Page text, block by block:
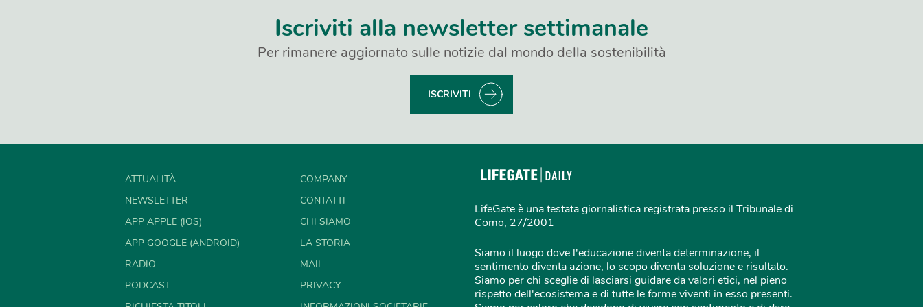
Iscriviti alla newsletter settimanale
Per rimanere aggiornato sulle notizie dal mondo della sostenibilità
ISCRIVITI
ATTUALITÀ
NEWSLETTER
APP APPLE (IOS)
APP GOOGLE (ANDROID)
RADIO
PODCAST
COMPANY
CONTATTI
CHI SIAMO
LA STORIA
MAIL
PRIVACY
LifeGate è una testata giornalistica registrata presso il Tribunale di
Como, 27/2001
Siamo il luogo dove l'educazione diventa determinazione, il
sentimento diventa azione, lo scopo diventa soluzione e risultato.
Siamo per chi sceglie di lasciarsi guidare da valori etici, nel pieno
rispetto dell'ecosistema e di tutte le forme viventi in esso presenti.